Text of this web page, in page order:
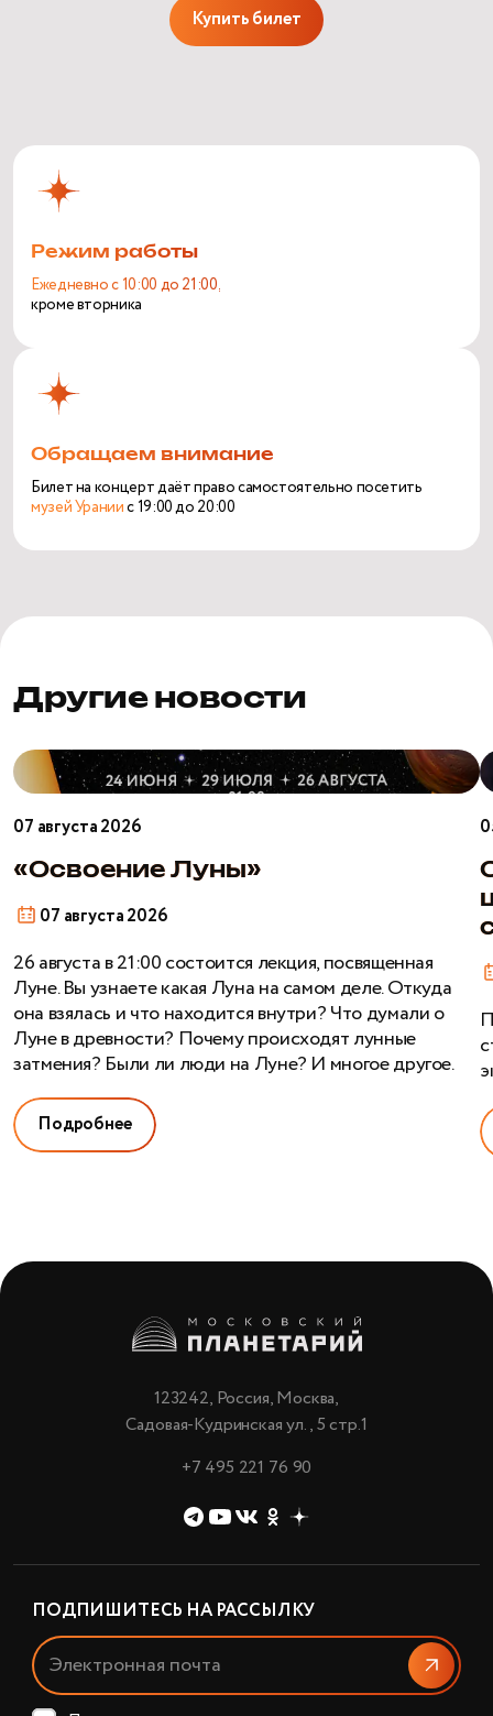
Купить билет
Режим работы
Ежедневно с 10:00 до 21:00,
кроме вторника
Обращаем внимание
Билет на концерт даёт право самостоятельно посетить
музей Ураниис 19:00 до 20:00
Другие новости
«Освоение
Луны»
07 августа 2026
«Освоение Луны»
07 августа 2026
26 августа в 21:00 состоится лекция, посвященная
Луне. Вы узнаете какая Луна на самом деле. Откуда
она взялась и что находится внутри? Что думали о
Луне в древности? Почему происходят лунные
затмения? Были ли люди на Луне? И многое другое.
Подробнее
123242, Россия, Москва,
Садовая-Кудринская ул., 5 стр.1
+7 495 221 76 90
ПОДПИШИТЕСЬ НА РАССЫЛКУ